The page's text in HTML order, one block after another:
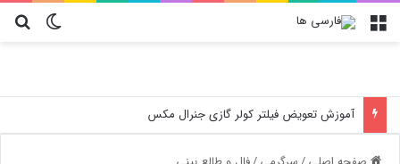
تغییر منو
آموزش تعویض فیلتر کولر گازی جنرال مکس